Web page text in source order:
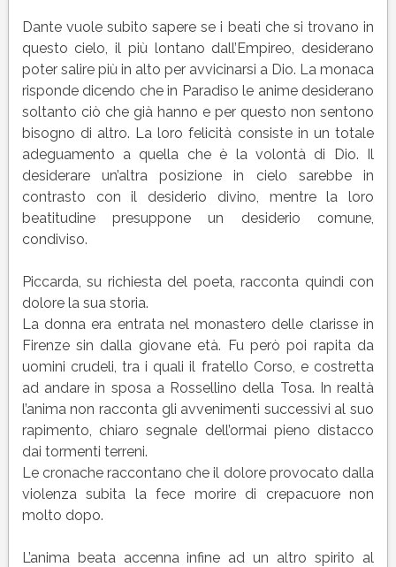
Dante vuole subito sapere se i beati che si trovano in
questo cielo, il più lontano dall’Empireo, desiderano
poter salire più in alto per avvicinarsi a Dio. La monaca
risponde dicendo che in Paradiso le anime desiderano
soltanto ciò che già hanno e per questo non sentono
bisogno di altro. La loro felicità consiste in un totale
adeguamento a quella che è la volontà di Dio. Il
desiderare un’altra posizione in cielo sarebbe in
contrasto con il desiderio divino, mentre la loro
beatitudine presuppone un desiderio comune,
condiviso.
Piccarda, su richiesta del poeta, racconta quindi con
dolore la sua storia.
La donna era entrata nel monastero delle clarisse in
Firenze sin dalla giovane età. Fu però poi rapita da
uomini crudeli, tra i quali il fratello Corso, e costretta
ad andare in sposa a Rossellino della Tosa. In realtà
l’anima non racconta gli avvenimenti successivi al suo
rapimento, chiaro segnale dell’ormai pieno distacco
dai tormenti terreni.
Le cronache raccontano che il dolore provocato dalla
violenza subita la fece morire di crepacuore non
molto dopo.
L’anima beata accenna infine ad un altro spirito al